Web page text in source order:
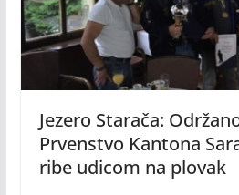
Jezero Starača:
Prvenstvo Kantona
ribe udicom na plovak